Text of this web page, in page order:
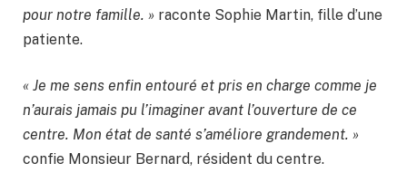
pour notre famille. » raconte Sophie Martin, fille d’une
patiente.
« Je me sens enfin entouré et pris en charge comme je
n’aurais jamais pu l’imaginer avant l’ouverture de ce
centre. Mon état de santé s’améliore grandement. »
confie Monsieur Bernard, résident du centre.